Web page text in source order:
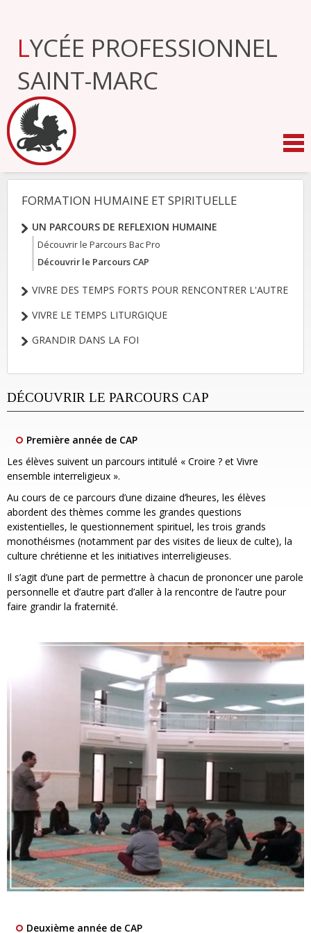
navigation
LYCÉE PROFESSIONNEL
SAINT-MARC
NAVIGATION
FORMATION HUMAINE ET SPIRITUELLE
UN PARCOURS DE REFLEXION HUMAINE
Découvrir le Parcours Bac Pro
Découvrir le Parcours CAP
VIVRE DES TEMPS FORTS POUR RENCONTRER L'AUTRE
VIVRE LE TEMPS LITURGIQUE
GRANDIR DANS LA FOI
DÉCOUVRIR LE PARCOURS CAP
Première année de CAP
Les élèves suivent un parcours intitulé « Croire ? et Vivre
ensemble interreligieux ».
Au cours de ce parcours d’une dizaine d’heures, les élèves
abordent des thèmes comme les grandes questions
existentielles, le questionnement spirituel, les trois grands
monothéismes (notamment par des visites de lieux de culte), la
culture chrétienne et les initiatives interreligieuses.
Il s’agit d’une part de permettre à chacun de prononcer une parole
personnelle et d’autre part d’aller à la rencontre de l’autre pour
faire grandir la fraternité.
Deuxième année de CAP